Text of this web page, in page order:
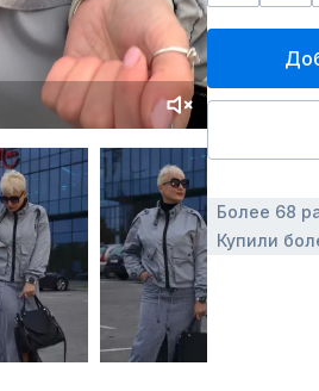
Более 68
Купили